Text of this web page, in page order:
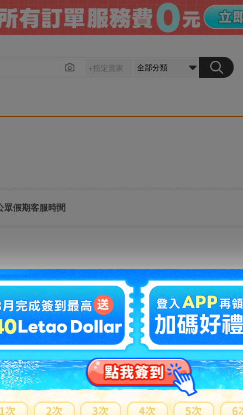
眾假期客服時間
特別行政區成立紀念日
務時間：13:00 – 22:00
透過客服留言或 WhatsApp 詢問，我們將儘快為您回覆。